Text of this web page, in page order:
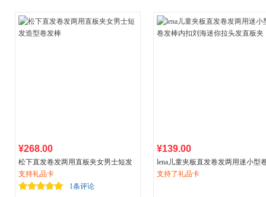
¥268.00
松下直发卷发两用直板夹女男士短发
造型卷发棒
支持礼品卡
1条评论
¥139.00
lena儿童夹板直发卷发两用迷小型
棒内扣刘海迷你拉头发直板夹
支持了礼品卡